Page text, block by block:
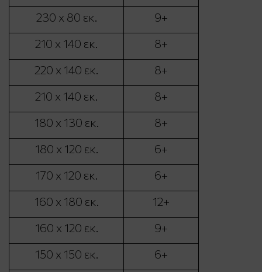
230 x 80 εκ.
9+
210 x 140 εκ.
8+
220 x 140 εκ.
8+
210 x 140 εκ.
8+
180 x 130 εκ.
8+
180 x 120 εκ.
6+
170 x 120 εκ.
6+
160 x 180 εκ.
12+
160 x 120 εκ.
9+
150 x 150 εκ.
6+